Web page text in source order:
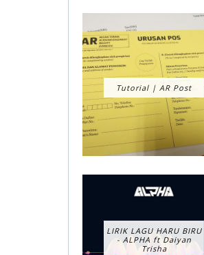
Tutorial | AR Post
LIRIK LAGU HARU BIRU
- ALPHA ft Daiyan
Trisha